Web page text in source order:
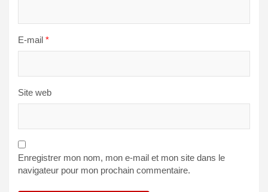
E-mail *
Site web
Enregistrer mon nom, mon e-mail et mon site dans le
navigateur pour mon prochain commentaire.